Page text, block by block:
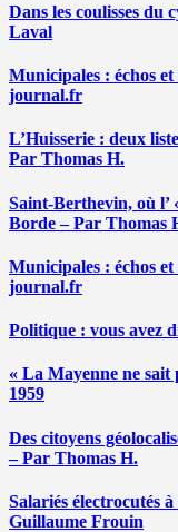
Dans les coulisses du
Laval
Municipales : échos
journal.fr
L’Huisserie : deux
Par Thomas H.
Saint-Berthevin, où l’
Borde – Par Thomas
Municipales : échos
journal.fr
Politique : vous avez
« La Mayenne ne sait
1959
Des citoyens
– Par Thomas H.
Salariés électrocutés
Guillaume Frouin